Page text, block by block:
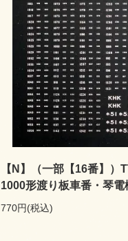
【N】（一部【16番】）
1000形渡り板車番・琴電
770円(税込)